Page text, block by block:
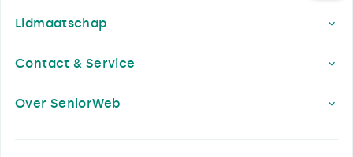
Lidmaatschap
Contact & Service
Over SeniorWeb